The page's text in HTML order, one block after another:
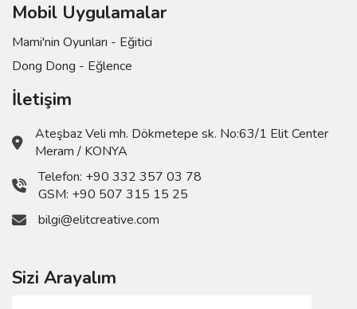
Mobil Uygulamalar
Mami'nin Oyunları - Eğitici
Dong Dong - Eğlence
İletişim
Ateşbaz Veli mh. Dökmetepe sk. No:63/1 Elit Center
Meram / KONYA
Telefon: +90 332 357 03 78
GSM: +90 507 315 15 25
bilgi@elitcreative.com
Sizi Arayalım